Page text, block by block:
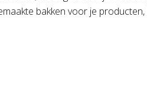
bakken voor je